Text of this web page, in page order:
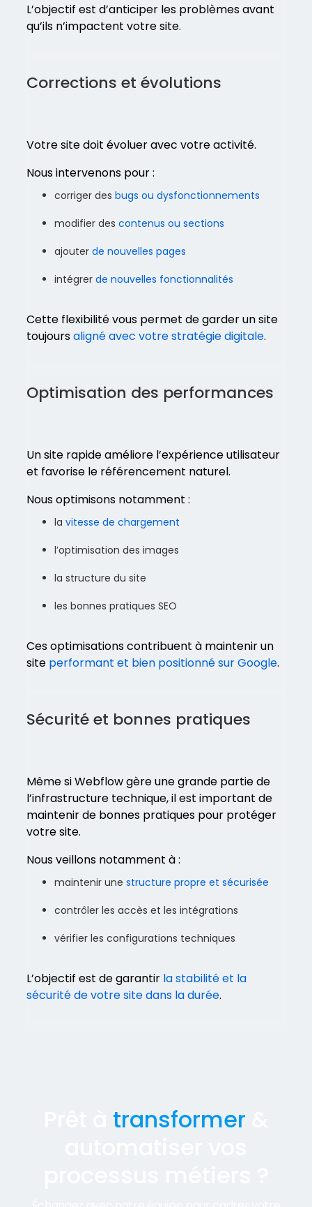
L’objectif est d’anticiper les problèmes avant
qu’ils n’impactent votre site.
Corrections et évolutions
Votre site doit évoluer avec votre activité.
Nous intervenons pour :
corriger desbugs ou dysfonctionnements
modifier descontenus ou sections
ajouterde nouvelles pages
intégrerde nouvelles fonctionnalités
Cette flexibilité vous permet de garder un site
toujoursaligné avec votre stratégie digitale.
Optimisation des performances
Un site rapide améliore l’expérience utilisateur
et favorise le référencement naturel.
Nous optimisons notamment :
lavitesse de chargement
l’optimisation des images
la structure du site
les bonnes pratiques SEO
Ces optimisations contribuent à maintenir un
site performant et bien positionné sur Google.
Sécurité et bonnes pratiques
Même si Webflow gère une grande partie de
l’infrastructure technique, il est important de
maintenir de bonnes pratiques pour protéger
votre site.
Nous veillons notamment à :
maintenir unestructure propre et sécurisée
contrôler les accès et les intégrations
vérifier les configurations techniques
L’objectif est de garantir la stabilité et la
sécurité de votre site dans la durée.
transformer